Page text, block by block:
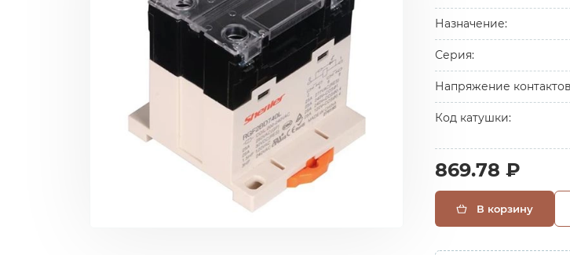
Назначение:
Серия:
Напряжение
Код катушки:
869.78 ₽
В корзину